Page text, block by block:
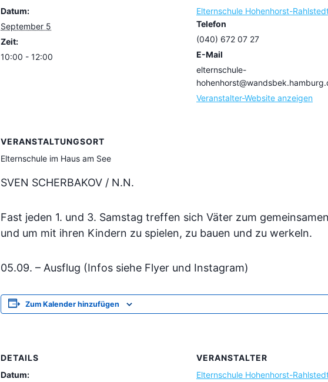
Datum:
September 5
Zeit:
10:00 - 12:00
Elternschule Hohenhorst-
Telefon
(040) 672 07 27
E-Mail
elternschule-
Veranstalter-Website anzeigen
VERANSTALTUNGSORT
Elternschule im Haus am See
SVEN SCHERBAKOV / N.N.
Fast jeden 1. und 3. Samstag treffen sich Väter zum
und um mit ihren Kindern zu spielen, zu bauen und zu werkeln.
05.09. – Ausflug (Infos siehe Flyer und Instagram)
Zum Kalender hinzufügen
DETAILS
Datum:
VERANSTALTER
Elternschule Hohenhorst-